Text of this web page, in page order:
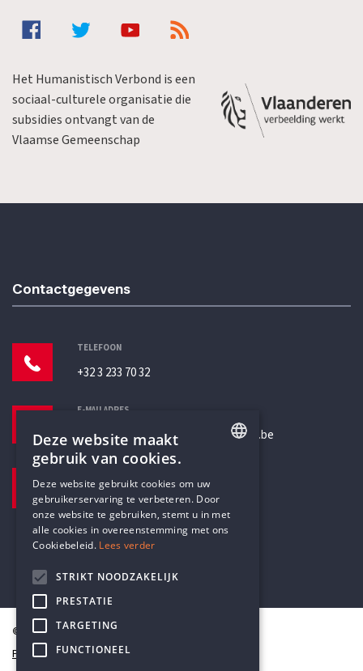
Het Humanistisch Verbond is een
sociaal-culturele organisatie die
subsidies ontvangt van de
Vlaamse Gemeenschap
Contactgegevens
TELEFOON
+32 3 233 70 32
E-MAILADRES
secretariaat@humanistischverbond.be
Pottenbrug 4
Antwerpen, 2000
© Humanistisch Verbond 2026
Privacy
DUTCH
Deze website maakt
gebruik van cookies.
Deze website gebruikt cookies om uw
gebruikerservaring te verbeteren. Door
onze website te gebruiken, stemt u in met
alle cookies in overeenstemming met ons
Cookiebeleid. Lees verder
STRIKT NOODZAKELIJK
PRESTATIE
TARGETING
FUNCTIONEEL